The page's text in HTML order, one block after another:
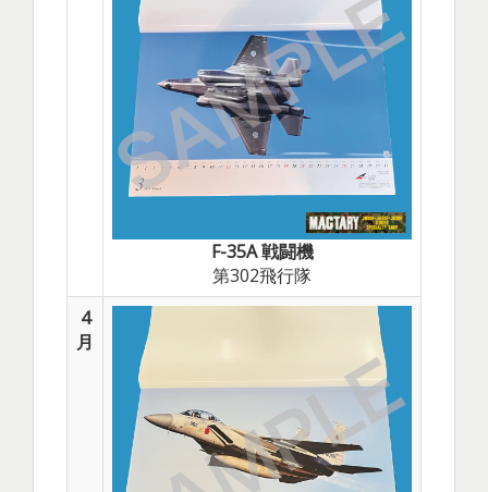
F-35A 戦闘機
第302飛行隊
4
月